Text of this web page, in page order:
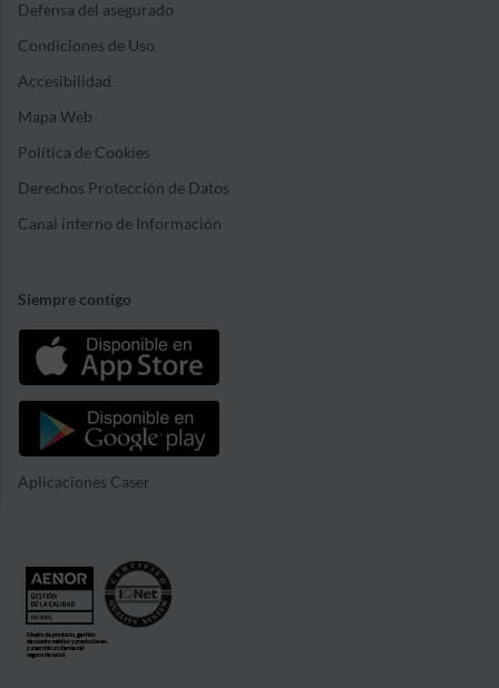
Defensa del asegurado
Condiciones de Uso
Accesibilidad
Mapa Web
Política de Cookies
Derechos Protección de Datos
Canal interno de Información
Siempre contigo
Aplicaciones Caser